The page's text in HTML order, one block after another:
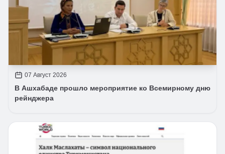
07 Август 2026
В Ашхабаде прошло мероприятие ко Всемирному дню
рейнджера